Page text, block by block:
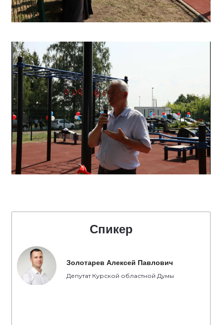
Спикер
Золотарев Алексей Павлович
Депутат Курской областной Думы